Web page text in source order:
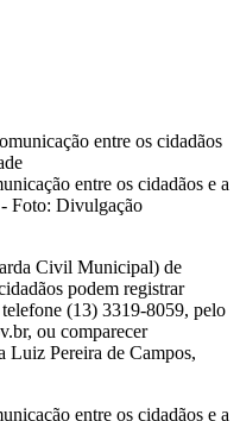
entre os cidadãos e a
Foto: Divulgação
Civil Municipal) de
podem registrar
(13) 3319-8059, pelo
ou comparecer
Luiz Pereira de Campos,
entre os cidadãos e a